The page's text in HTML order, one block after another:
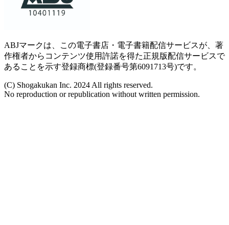
ABJマークは、この電子書店・電子書籍配信サービスが、著
作権者からコンテンツ使用許諾を得た正規版配信サービスで
あることを示す登録商標(登録番号第6091713号)です。
(C) Shogakukan Inc. 2024 All rights reserved.
No reproduction or republication without written permission.